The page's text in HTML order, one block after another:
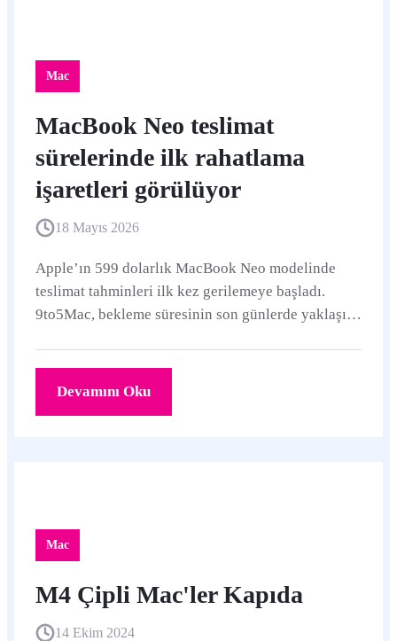
Mac
MacBook Neo teslimat
sürelerinde ilk rahatlama
işaretleri görülüyor
18 Mayıs 2026
Apple’ın 599 dolarlık MacBook Neo modelinde
teslimat tahminleri ilk kez gerilemeye başladı.
9to5Mac, bekleme süresinin son günlerde yaklaşık
Devamını Oku
Mac
M4 Çipli Mac'ler Kapıda
14 Ekim 2024